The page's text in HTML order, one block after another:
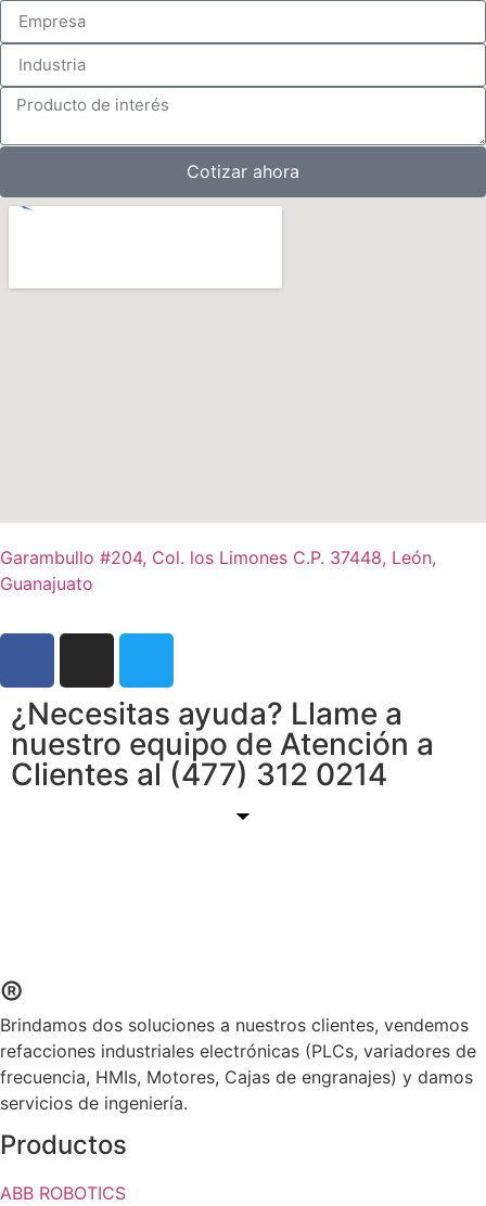
Cotizar ahora
Garambullo #204, Col. los Limones C.P. 37448, León,
Guanajuato
¿Necesitas ayuda? Llame a
nuestro equipo de Atención a
Clientes al (477) 312 0214
®
Brindamos dos soluciones a nuestros clientes, vendemos
refacciones industriales electrónicas (PLCs, variadores de
frecuencia, HMIs, Motores, Cajas de engranajes) y damos
servicios de ingeniería.
Productos
ABB ROBOTICS